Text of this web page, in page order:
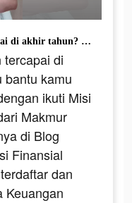
Apa mimpimu yang belum tercapai di akhir tahun? Makmur mau bantu kamu buat mencapai mimpimu dengan ikuti Misi Kejar Impian. Ada bonus dari Makmur juga loh! Baca selengkapnya di Blog Promo Makmur! PT Inovasi Finansial Teknologi (Makmur) telah terdaftar dan diawasi oleh Otoritas Jasa Keuangan (OJK) #makmur #reksadana #pasarmodal #investasi #keuangan #fyp #semuabisamakmur
tercapai di
bantu kamu
ikuti Misi
Makmur
di Blog
Finansial
dan
Keuangan